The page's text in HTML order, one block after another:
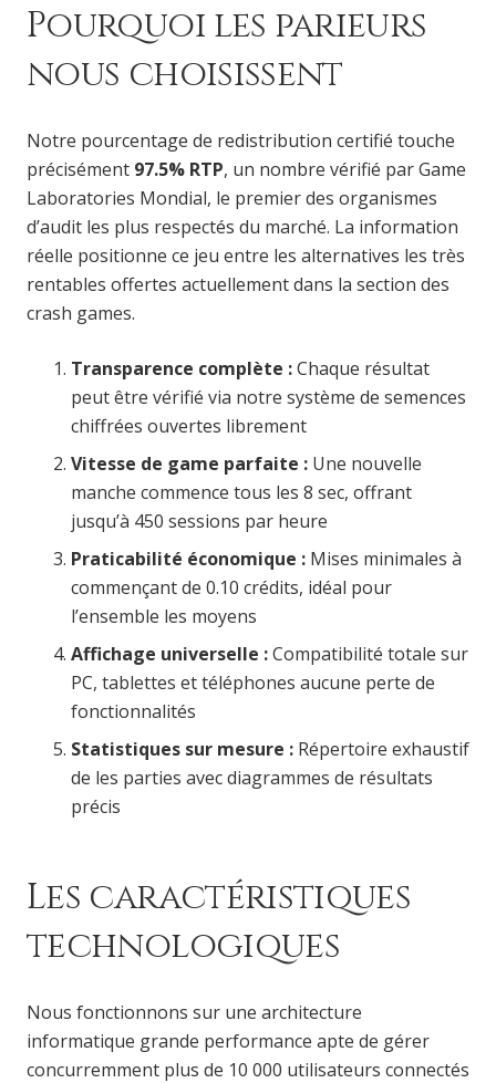
Pourquoi les parieurs
nous choisissent
Notre pourcentage de redistribution certifié touche
précisément 97.5% RTP, un nombre vérifié par Game
Laboratories Mondial, le premier des organismes
d’audit les plus respectés du marché. La information
réelle positionne ce jeu entre les alternatives les très
rentables offertes actuellement dans la section des
crash games.
Transparence complète :Chaque résultat
peut être vérifié via notre système de semences
chiffrées ouvertes librement
Vitesse de game parfaite : Une nouvelle
manche commence tous les 8 sec, offrant
jusqu’à 450 sessions par heure
Praticabilité économique : Mises minimales à
commençant de 0.10 crédits, idéal pour
l’ensemble les moyens
Affichage universelle :Compatibilité totale sur
PC, tablettes et téléphones aucune perte de
fonctionnalités
Statistiques sur mesure : Répertoire exhaustif
de les parties avec diagrammes de résultats
précis
Les caractéristiques
technologiques
Nous fonctionnons sur une architecture
informatique grande performance apte de gérer
concurremment plus de 10 000 utilisateurs connectés